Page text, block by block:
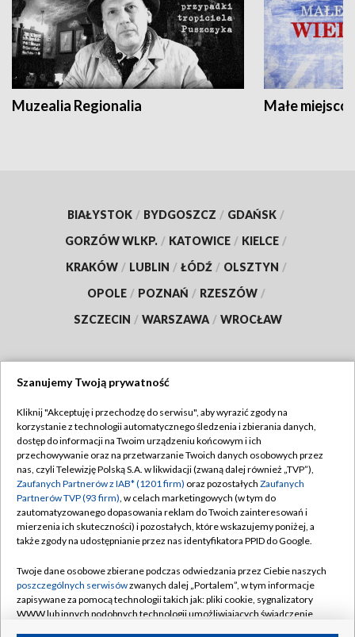
Muzealia Regionalia Małe
BIAŁYSTOK / BYDGOSZCZ / GDAŃSK /
GORZÓW WLKP. / KATOWICE / KIELCE /
KRAKÓW / LUBLIN / ŁÓDŹ / OLSZTYN /
OPOLE / POZNAŃ / RZESZÓW /
SZCZECIN / WARSZAWA / WROCŁAW
TVP
Abonament TVP
Emisja w TVP
Centrum informacji TVP
Naziemna Telewizja Cyfrowa
Rada Programowa
System NOS
Informacje o nadawcy
Regulamin TVP
Polityka prywatności
Moje zgody
Pomoc
Kontakt
Szanujemy Twoją prywatność
Kliknij "Akceptuję i przechodzę do serwisu", aby wyrazić zgody na
korzystanie z technologii automatycznego śledzenia i zbierania danych,
dostęp do informacji na Twoim urządzeniu końcowym i ich
przechowywanie oraz na przetwarzanie Twoich danych osobowych przez
nas, czyli Telewizję Polską S.A. w likwidacji (zwaną dalej również „TVP”),
Zaufanych Partnerów z IAB* (1201 firm) oraz pozostałych Zaufanych
Partnerów TVP (93 firm), w celach marketingowych (w tym do
zautomatyzowanego dopasowania reklam do Twoich zainteresowań i
mierzenia ich skuteczności) i pozostałych, które wskazujemy poniżej, a
także zgody na udostępnianie przez nas identyfikatora PPID do Google.
Twoje dane osobowe zbierane podczas odwiedzania przez Ciebie naszych
poszczególnych serwisówzwanych dalej „Portalem”, w tym informacje
zapisywane za pomocą technologii takich jak: pliki cookie, sygnalizatory
WWW lub innych podobnych technologii umożliwiających świadczenie